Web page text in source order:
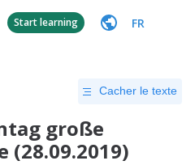
Start learning FR
Cacher le texte
große